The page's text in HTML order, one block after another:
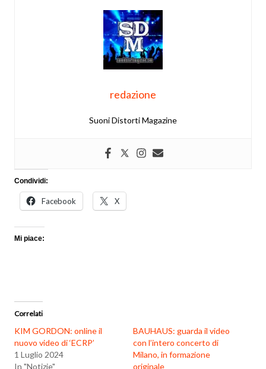
redazione
Suoni Distorti Magazine
Condividi:
Facebook X
Mi piace:
Correlati
KIM GORDON: online il
nuovo video di ‘ECRP’
1 Luglio 2024
In "Notizie"
BAUHAUS: guarda il video
con l’intero concerto di
Milano, in formazione
originale